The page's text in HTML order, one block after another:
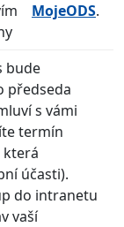
MojeODS.
bude
předseda
s vámi
termín
která
účasti).
do intranetu
vaší